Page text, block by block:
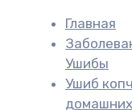
Главная
Ушибы
Ушиб